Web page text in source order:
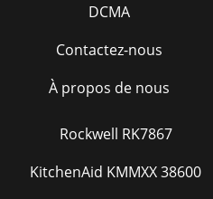
DCMA
Contactez-nous
À propos de nous
Rockwell RK7867
KitchenAid KMMXX 38600